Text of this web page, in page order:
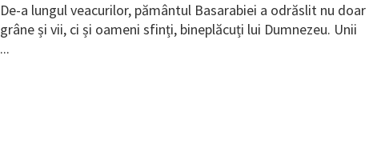
De-a lungul veacurilor, pământul Basarabiei a odrăslit nu doar
grâne și vii, ci și oameni sfinți, bineplăcuți lui Dumnezeu. Unii
...